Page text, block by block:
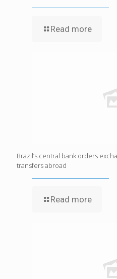
Read more
Brazil’s central bank orders
transfers abroad
Read more